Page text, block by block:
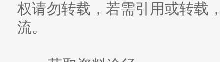
权请勿转载，若需引用或转载
流。